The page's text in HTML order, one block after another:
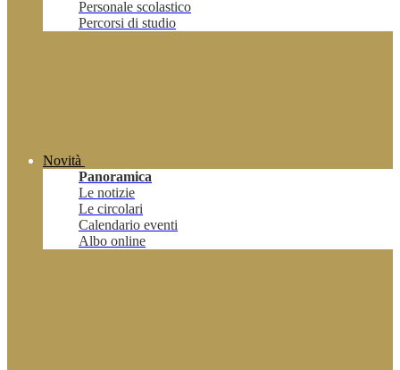
Personale scolastico
Percorsi di studio
Novità
Panoramica
Le notizie
Le circolari
Calendario eventi
Albo online